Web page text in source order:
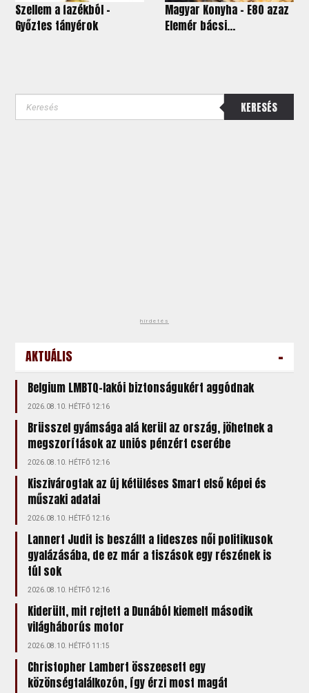
Szellem a fazékból -
Győztes tányérok
Magyar Konyha - E80 azaz
Elemér bácsi...
KERESÉS
hirdetés
AKTUÁLIS -
Belgium LMBTQ-lakói biztonságukért aggódnak
2026.08.10. HÉTFŐ 12:16
Brüsszel gyámsága alá kerül az ország, jöhetnek a
megszorítások az uniós pénzért cserébe
2026.08.10. HÉTFŐ 12:16
Kiszivárogtak az új kétüléses Smart első képei és
műszaki adatai
2026.08.10. HÉTFŐ 12:16
Lannert Judit is beszállt a fideszes női politikusok
gyalázásába, de ez már a tiszások egy részének is
túl sok
2026.08.10. HÉTFŐ 12:16
Kiderült, mit rejtett a Dunából kiemelt második
világháborús motor
2026.08.10. HÉTFŐ 11:15
Christopher Lambert összeesett egy
közönségtalálkozón, így érzi most magát